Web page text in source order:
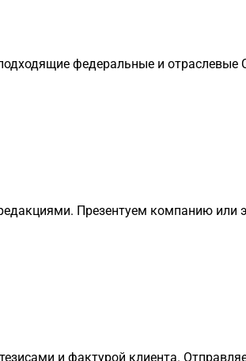
федеральные и отраслевые
Презентуем компанию или
и фактурой клиента.